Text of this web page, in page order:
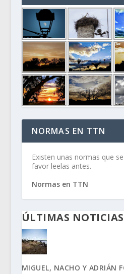
NORMAS EN TTN
Existen unas normas que
favor leelas antes.
Normas en TTN
ÚLTIMAS NOTICIAS
MIGUEL, NACHO Y ADRIÁN